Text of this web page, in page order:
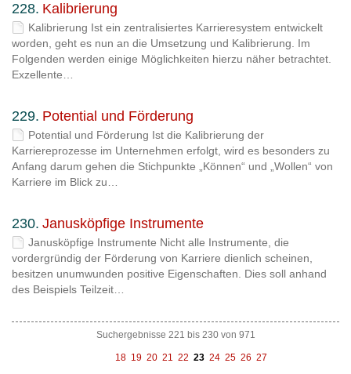
228. Kalibrierung
Kalibrierung Ist ein zentralisiertes Karrieresystem entwickelt
worden, geht es nun an die Umsetzung und Kalibrierung. Im
Folgenden werden einige Möglichkeiten hierzu näher betrachtet.
Exzellente…
229. Potential und Förderung
Potential und Förderung Ist die Kalibrierung der
Karriereprozesse im Unternehmen erfolgt, wird es besonders zu
Anfang darum gehen die Stichpunkte „Können“ und „Wollen“ von
Karriere im Blick zu…
230. Janusköpfige Instrumente
Janusköpfige Instrumente Nicht alle Instrumente, die
vordergründig der Förderung von Karriere dienlich scheinen,
besitzen unumwunden positive Eigenschaften. Dies soll anhand
des Beispiels Teilzeit…
Suchergebnisse 221 bis 230 von 971
18 19 20 21 22 23 24 25 26 27